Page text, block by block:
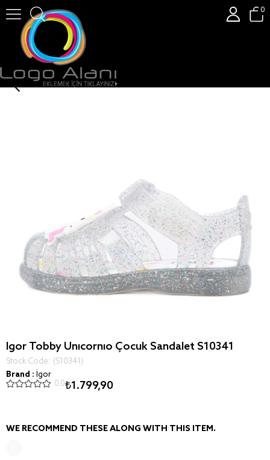
0
Igor Tobby Unıcornıo Çocuk Sandalet S10341
Igor Tobby Unıcornıo Çocuk Sandalet S10341
Stock Code
(S10341)
Brand : İgor
0.0₺1.799,90
WE RECOMMEND THESE ALONG WITH THIS ITEM.